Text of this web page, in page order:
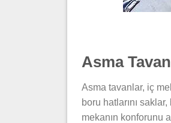
Asma
Asma tavanlar, iç
boru hatlarını saklar,
mekanın konforunu